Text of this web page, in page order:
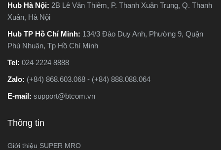
Hub Hà Nội: 2B Lê Văn Thiêm, P. Thanh Xuân Trung, Q. Thanh
Xuân, Hà Nội
Hub TP Hồ Chí Minh: 134/3 Đào Duy Anh, Phường 9, Quận
Phú Nhuận, Tp Hồ Chí Minh
Tel: 024 2224 8888
Zalo: (+84) 868.603.068 - (+84) 888.088.064
E-mail: support@btcom.vn
Thông tin
Giới thiệu SUPER MRO